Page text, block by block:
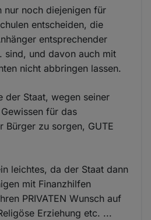
nur noch diejenigen für
entscheiden, die
entsprechender
sind, und davon auch mit
nicht abbringen lassen.
der Staat, wegen seiner
für das
Bürger zu sorgen, GUTE
leichtes, da der Staat dann
mit Finanzhilfen
PRIVATEN Wunsch auf
Erziehung etc. ...